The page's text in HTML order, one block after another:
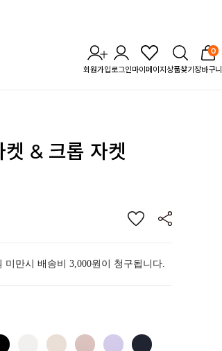
회원가입로그인마이페이지 상품찾기
0
장바구니
& 크롭 자켓
미만시 배송비 3,000원이 청구됩니다.